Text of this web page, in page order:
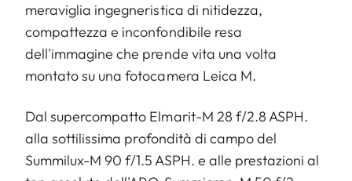
meraviglia ingegneristica di nitidezza,
compattezza e inconfondibile resa
dell'immagine che prende vita una volta
montato su una fotocamera Leica M.
Dal supercompatto Elmarit-M 28 f/2.8 ASPH.
alla sottilissima profondità di campo del
Summilux-M 90 f/1.5 ASPH. e alle prestazioni al